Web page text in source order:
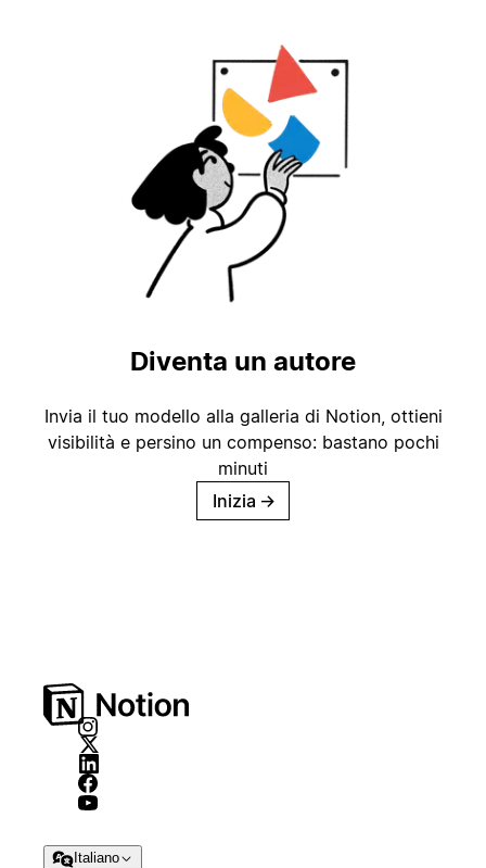
Diventa un autore
Invia il tuo modello alla galleria di Notion, ottieni
visibilità e persino un compenso: bastano pochi
minuti
Inizia →
Italiano